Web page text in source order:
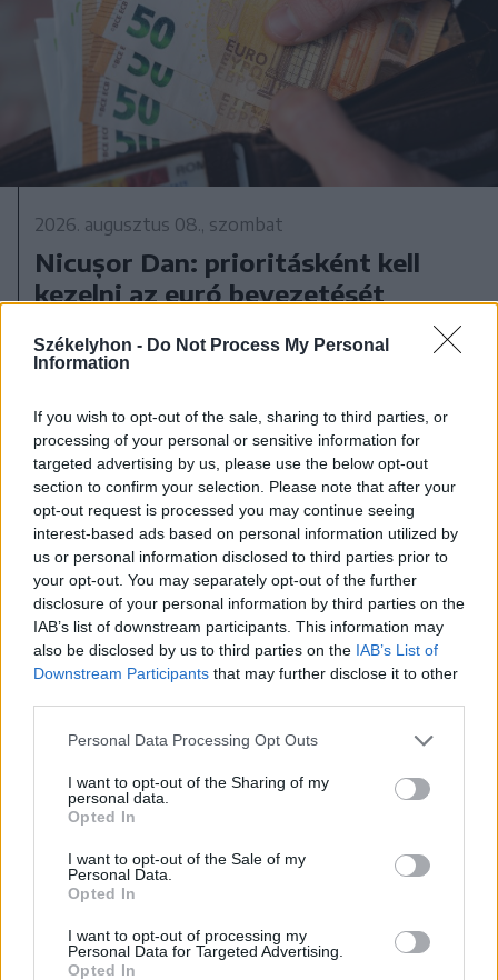
Székelyhon - Do Not Process My Personal
Information
If you wish to opt-out of the sale, sharing to third parties, or
processing of your personal or sensitive information for
targeted advertising by us, please use the below opt-out
section to confirm your selection. Please note that after your
opt-out request is processed you may continue seeing
interest-based ads based on personal information utilized by
us or personal information disclosed to third parties prior to
your opt-out. You may separately opt-out of the further
disclosure of your personal information by third parties on the
IAB’s list of downstream participants. This information may
also be disclosed by us to third parties on the IAB’s List of
Downstream Participants that may further disclose it to other
Personal Data Processing Opt Outs
I want to opt-out of the Sharing of my
personal data.
Opted In
I want to opt-out of the Sale of my
Personal Data.
Opted In
I want to opt-out of processing my
Personal Data for Targeted Advertising.
Opted In
2026. augusztus 08., szombat
Nicușor Dan: prioritásként kell
kezelni az euró bevezetését
2026. augusztus 08., szombat
Viharos nap elé nézünk
Székelyföldön